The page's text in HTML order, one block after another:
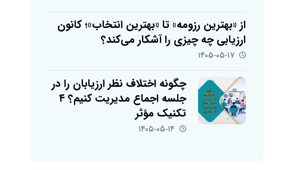
از «بهترین رزومه» تا «بهترین انتخاب»؛ کانون
ارزیابی چه چیزی را آشکار می‌کند؟
۱۴۰۵-۰۵-۱۷
چگونه اختلاف نظر ارزیابان را در
جلسه اجماع مدیریت کنیم؟ ۴
تکنیک مؤثر
۱۴۰۵-۰۵-۱۴